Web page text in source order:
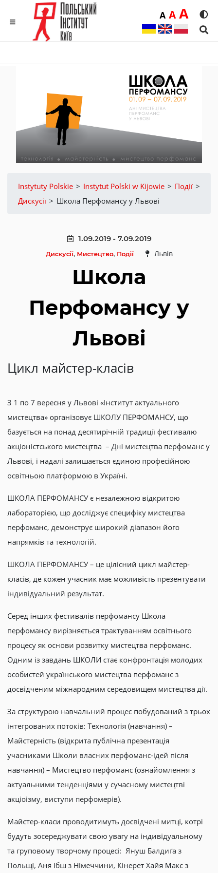
ADomyślna
AŚrednia
A
Instytuty Polskie > Instytut Polski w Kijowie > Події >
Дискусії > Школа Перфомансу у Львові
1.09.2019 - 7.09.2019
Дискусії, Мистецтво, Події Львів
Школа
Перфомансу у
Львові
Цикл майстер-класів
З 1 по 7 вересня у Львові «Інститут актуального
мистецтва» організовує ШКОЛУ ПЕРФОМАНСУ, що
базується на понад десятирічній традиції фестивалю
акціоністського мистецтва – Дні мистецтва перфоманс у
Львові, і надалі залишається єдиною професійною
освітньою платформою в Україні.
ШКОЛА ПЕРФОМАНСУ є незалежною відкритою
лабораторією, що досліджує специфіку мистецтва
перфоманс, демонструє широкий діапазон його
напрямків та технологій.
ШКОЛА ПЕРФОМАНСУ – це цілісний цикл майстер-
класів, де кожен учасник має можливість презентувати
індивідуальний результат.
Серед інших фестивалів перфомансу Школа
перфомансу вирізняється трактуванням освітнього
процесу як основи розвитку мистецтва перфоманс.
Одним із завдань ШКОЛИ стає конфронтація молодих
особистей українського мистецтва перфоманс з
досвідченим міжнародним середовищем мистецтва дії.
За структурою навчальний процес побудований з трьох
інтегрованих потоків: Технологія (навчання) –
Майстерність (відкрита публічна презентація
учасниками Школи власних перфоманс-ідей після
навчання) – Мистецтво перфоманс (ознайомлення з
актуальними тенденціями у сучасному мистецтві
акціоізму, виступи перфомерів).
Майстер-класи проводитимуть досвідчені митці, котрі
будуть зосереджувати свою увагу на індивідуальному
та груповому творчому процесі: Януш Балдиґа з
Польщі, Аня Ібш з Німеччини, Кінерет Хайя Макс з